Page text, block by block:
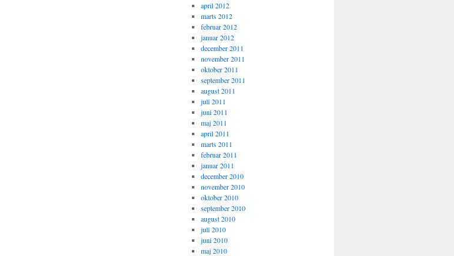
april 2012
marts 2012
februar 2012
januar 2012
december 2011
november 2011
oktober 2011
september 2011
august 2011
juli 2011
juni 2011
maj 2011
april 2011
marts 2011
februar 2011
januar 2011
december 2010
november 2010
oktober 2010
september 2010
august 2010
juli 2010
juni 2010
maj 2010